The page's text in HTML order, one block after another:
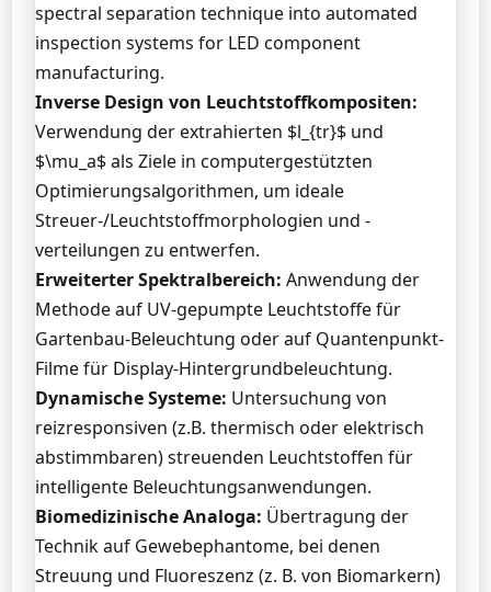
spectral separation technique into automated
inspection systems for LED component
manufacturing.
Inverse Design von Leuchtstoffkompositen:
Verwendung der extrahierten $l_{tr}$ und
$\mu_a$ als Ziele in computergestützten
Optimierungsalgorithmen, um ideale
Streuer-/Leuchtstoffmorphologien und -
verteilungen zu entwerfen.
Erweiterter Spektralbereich: Anwendung der
Methode auf UV-gepumpte Leuchtstoffe für
Gartenbau-Beleuchtung oder auf Quantenpunkt-
Filme für Display-Hintergrundbeleuchtung.
Dynamische Systeme: Untersuchung von
reizresponsiven (z.B. thermisch oder elektrisch
abstimmbaren) streuenden Leuchtstoffen für
intelligente Beleuchtungsanwendungen.
Biomedizinische Analoga: Übertragung der
Technik auf Gewebephantome, bei denen
Streuung und Fluoreszenz (z. B. von Biomarkern)